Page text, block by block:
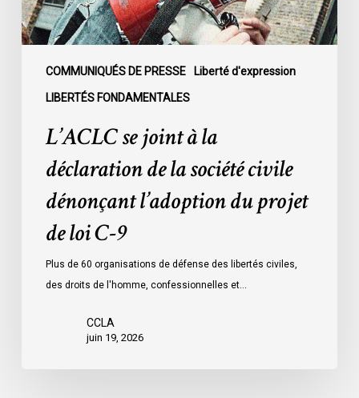
COMMUNIQUÉS DE PRESSE Liberté d'expression
LIBERTÉS FONDAMENTALES
société
civile
l’adoption
L’ACLC se joint à la
déclaration de la société civile
dénonçant l’adoption du projet
de loi C-9
Plus de 60 organisations de défense des libertés civiles,
des droits de l'homme, confessionnelles et…
CCLA
juin 19, 2026